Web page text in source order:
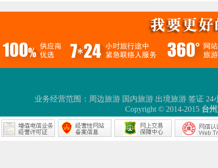
业务经营范围：周边旅游 国内旅游 出境旅游 签证 24
Copyright © 2014-2015 台